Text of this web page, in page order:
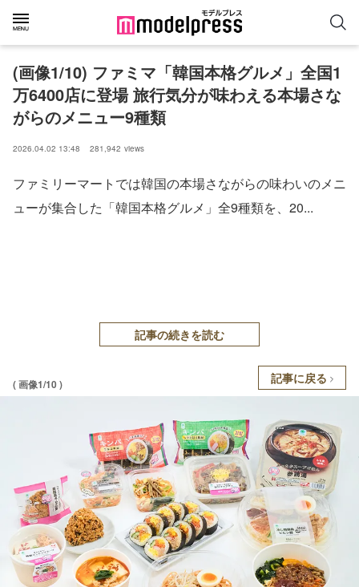
(画像1/10) ファミマ「韓国本格グルメ」全国1
万6400店に登場 旅行気分が味わえる本場さな
がらのメニュー9種類
2026.04.02 13:48 281,942 views
ファミリーマートでは韓国の本場さながらの味わいのメニ
ューが集合した「韓国本格グルメ」全9種類を、20...
記事の続きを読む
( 画像1/10 ) 記事に戻る